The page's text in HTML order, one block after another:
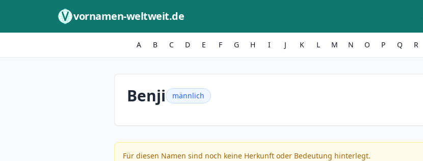
vornamen-weltweit.de
A B C D E F G H I J K L M N O P Q R
Benji männlich
Für diesen Namen sind noch keine Herkunft oder Bedeutung hinterlegt.